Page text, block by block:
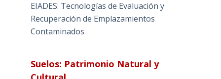
EIADES: Tecnologías de Evaluación y
Recuperación de Emplazamientos
Contaminados
Suelos: Patrimonio Natural y